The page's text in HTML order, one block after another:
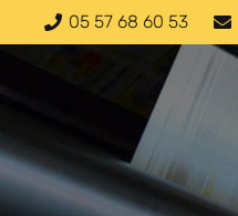
05 57 68 60 53